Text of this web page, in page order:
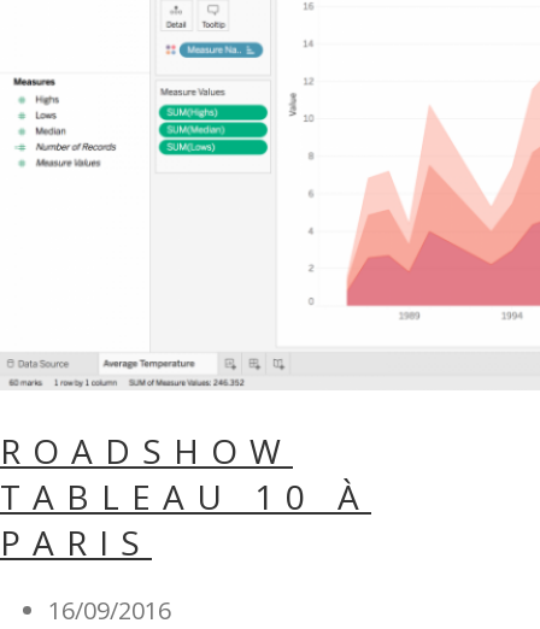
ROADSHOW
TABLEAU 10 À
PARIS
16/09/2016